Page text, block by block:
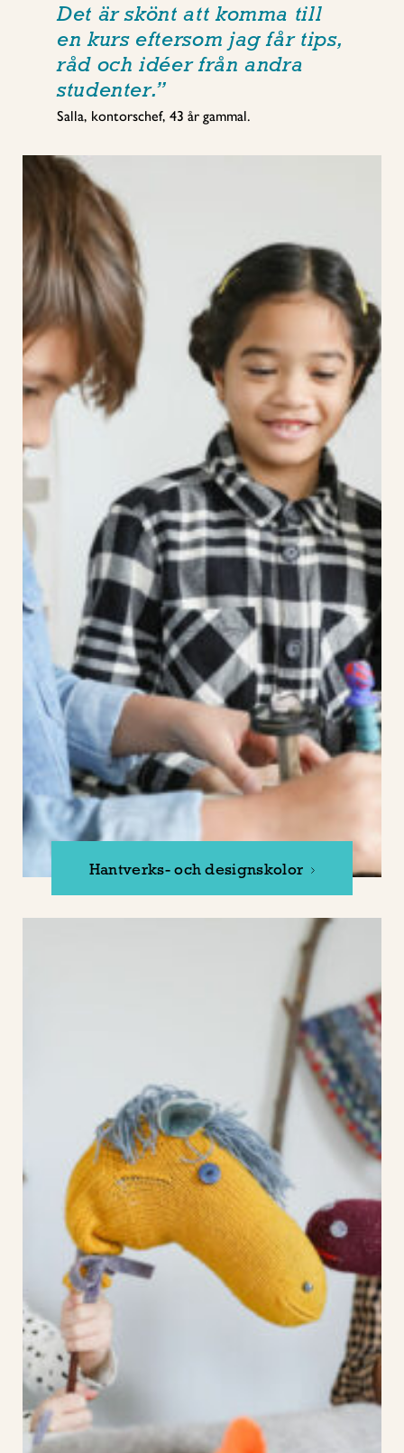
Det är skönt att komma till
en kurs eftersom jag får tips,
råd och idéer från andra
studenter.”
Salla, kontorschef, 43 år gammal.
Hantverks- och designskolor